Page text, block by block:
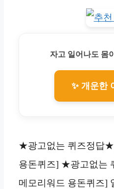
자고 일어나도 몸
✨ 개운한
★광고없는 퀴즈정답★
용돈퀴즈] ★광고없는
메모리워드 용돈퀴즈]